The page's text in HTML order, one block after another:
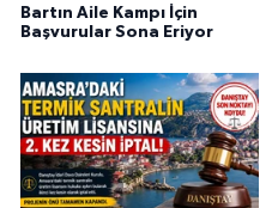
Bartın Aile Kampı İçin
Başvurular Sona Eriyor